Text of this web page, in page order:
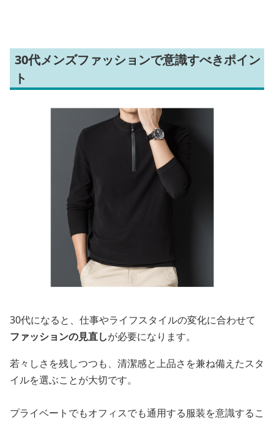
30代メンズファッションで意識すべきポイン
ト
30代になると、仕事やライフスタイルの変化に合わせて
ファッションの見直しが必要になります。
若々しさを残しつつも、清潔感と上品さを兼ね備えたスタ
イルを選ぶことが大切です。
プライベートでもオフィスでも通用する服装を意識するこ